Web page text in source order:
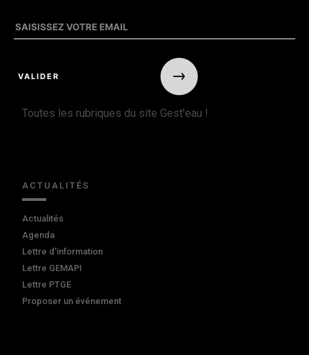
Toutes les rubriques du site Gest'eau !
ACTUALITÉS
Actualités
Agenda
Lettre d'information
Lettre GEMAPI
Lettre PTGE
Proposer un événement